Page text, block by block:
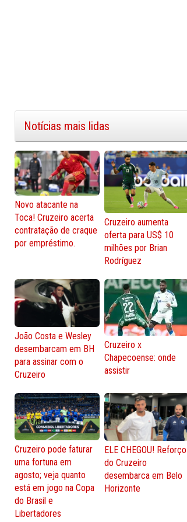
Notícias mais lidas
Novo atacante na
Toca! Cruzeiro acerta
contratação de craque
por empréstimo.
Cruzeiro aumenta
oferta para US$ 10
milhões por Brian
Rodríguez
João Costa e Wesley
desembarcam em BH
para assinar com o
Cruzeiro
Cruzeiro x
Chapecoense: onde
assistir
Cruzeiro pode faturar
uma fortuna em
agosto; veja quanto
está em jogo na Copa
do Brasil e
Libertadores
ELE CHEGOU! Reforço
do Cruzeiro
desembarca em Belo
Horizonte